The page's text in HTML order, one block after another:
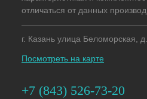
отличаться от данных
г. Казань улица Беломорская,
Посмотреть на карте
+7 (843) 526-73-20